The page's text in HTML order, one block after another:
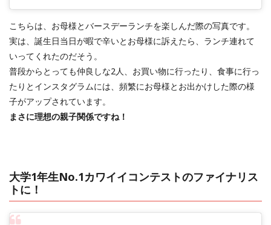
こちらは、お母様とバースデーランチを楽しんだ際の写真です。
実は、誕生日当日が暇で辛いとお母様に訴えたら、ランチ連れて
いってくれたのだそう。
普段からとっても仲良しな2人、お買い物に行ったり、食事に行っ
たりとインスタグラムには、頻繁にお母様とお出かけした際の様
子がアップされています。
まさに理想の親子関係ですね！
大学1年生No.1カワイイコンテストのファイナリス
トに！